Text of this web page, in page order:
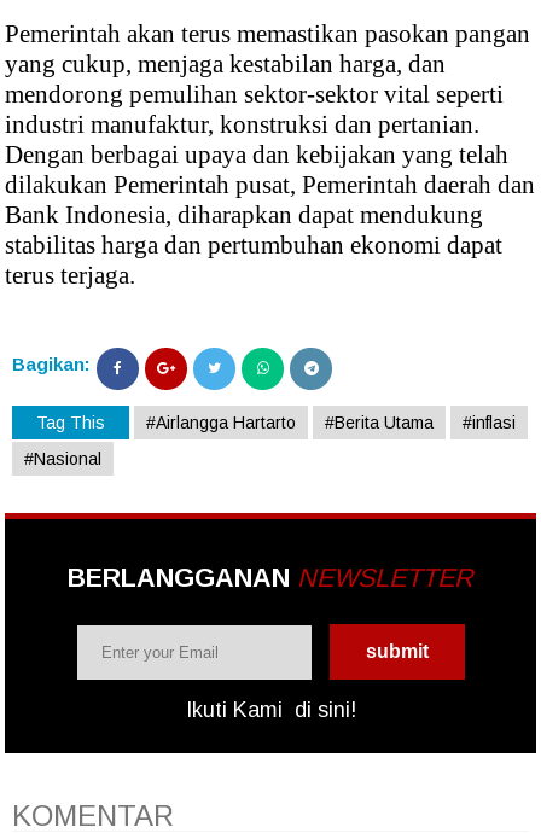
Pemerintah akan terus memastikan pasokan pangan
yang cukup, menjaga kestabilan harga, dan
mendorong pemulihan sektor-sektor vital seperti
industri manufaktur, konstruksi dan pertanian.
Dengan berbagai upaya dan kebijakan yang telah
dilakukan Pemerintah pusat, Pemerintah daerah dan
Bank Indonesia, diharapkan dapat mendukung
stabilitas harga dan pertumbuhan ekonomi dapat
terus terjaga.
Bagikan:
Tag This #Airlangga Hartarto #Berita Utama
#inflasi
#Nasional
BERLANGGANAN NEWSLETTER
Ikuti Kami di sini!
KOMENTAR